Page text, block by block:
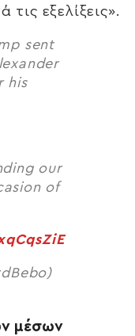
εξελίξεις».
sent
his
our
of
μέσων